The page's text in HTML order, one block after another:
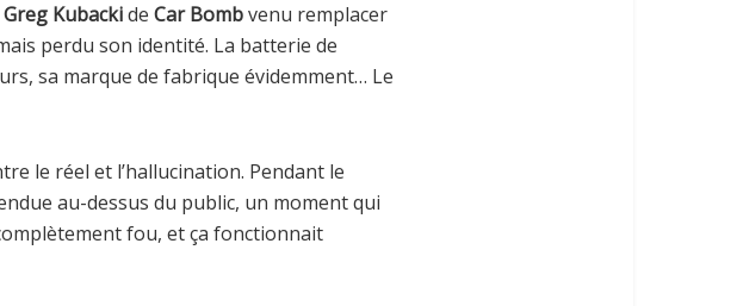
Greg Kubackide Car Bombvenu remplacer
perdu son identité. La batterie de
sa marque de fabrique évidemment… Le
le réel et l’hallucination. Pendant le
au-dessus du public, un moment qui
fou, et ça fonctionnait